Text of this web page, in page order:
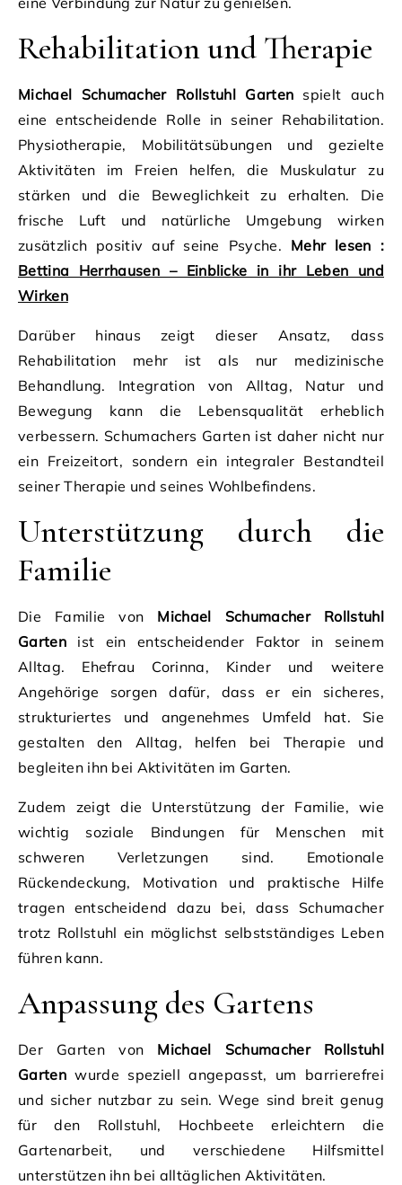
Rehabilitation und Therapie
Michael Schumacher Rollstuhl Garten spielt auch
eine entscheidende Rolle in seiner Rehabilitation.
Physiotherapie, Mobilitätsübungen und gezielte
Aktivitäten im Freien helfen, die Muskulatur zu
stärken und die Beweglichkeit zu erhalten. Die
frische Luft und natürliche Umgebung wirken
zusätzlich positiv auf seine Psyche. Mehr lesen :
Bettina Herrhausen – Einblicke in ihr Leben und
Wirken
Darüber hinaus zeigt dieser Ansatz, dass
Rehabilitation mehr ist als nur medizinische
Behandlung. Integration von Alltag, Natur und
Bewegung kann die Lebensqualität erheblich
verbessern. Schumachers Garten ist daher nicht nur
ein Freizeitort, sondern ein integraler Bestandteil
seiner Therapie und seines Wohlbefindens.
Unterstützung durch die
Familie
Die Familie von Michael Schumacher Rollstuhl
Gartenist ein entscheidender Faktor in seinem
Alltag. Ehefrau Corinna, Kinder und weitere
Angehörige sorgen dafür, dass er ein sicheres,
strukturiertes und angenehmes Umfeld hat. Sie
gestalten den Alltag, helfen bei Therapie und
begleiten ihn bei Aktivitäten im Garten.
Zudem zeigt die Unterstützung der Familie, wie
wichtig soziale Bindungen für Menschen mit
schweren Verletzungen sind. Emotionale
Rückendeckung, Motivation und praktische Hilfe
tragen entscheidend dazu bei, dass Schumacher
trotz Rollstuhl ein möglichst selbstständiges Leben
führen kann.
Anpassung des Gartens
Der Garten von Michael Schumacher Rollstuhl
Gartenwurde speziell angepasst, um barrierefrei
und sicher nutzbar zu sein. Wege sind breit genug
für den Rollstuhl, Hochbeete erleichtern die
Gartenarbeit, und verschiedene Hilfsmittel
unterstützen ihn bei alltäglichen Aktivitäten.